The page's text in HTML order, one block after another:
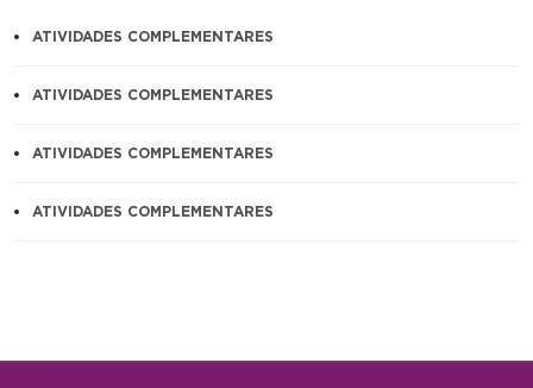
ATIVIDADES COMPLEMENTARES
ATIVIDADES COMPLEMENTARES
ATIVIDADES COMPLEMENTARES
ATIVIDADES COMPLEMENTARES